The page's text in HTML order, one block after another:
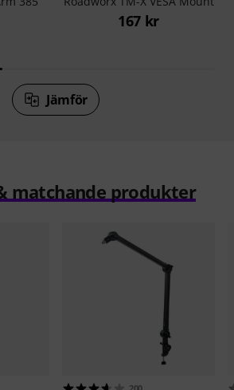
167 kr
Jämför
matchande produkter